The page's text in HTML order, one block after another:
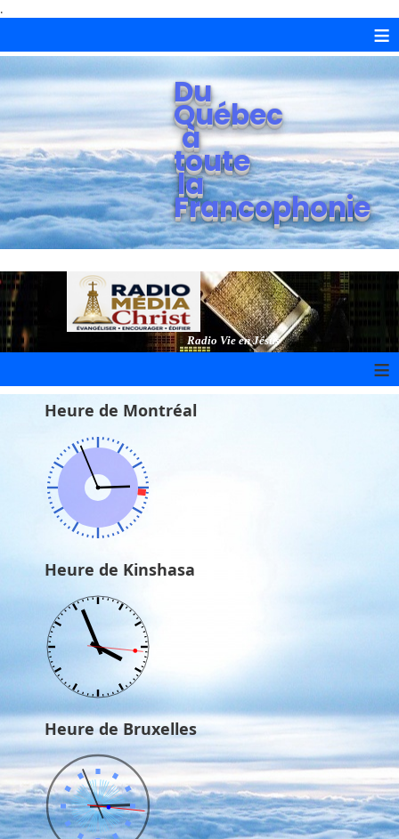
.
≡
Du
Québec
à
toute
la
Francophonie
Radio Vie en Jésus
≡
Heure de Montréal
Heure de Kinshasa
Heure de Bruxelles